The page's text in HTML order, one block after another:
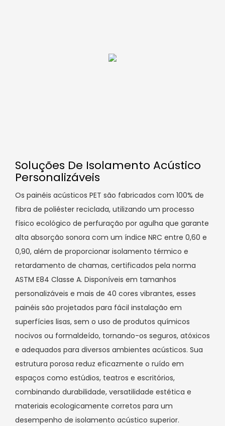
Soluções De Isolamento Acústico
Personalizáveis
Os painéis acústicos PET são fabricados com 100% de
fibra de poliéster reciclada, utilizando um processo
físico ecológico de perfuração por agulha que garante
alta absorção sonora com um índice NRC entre 0,60 e
0,90, além de proporcionar isolamento térmico e
retardamento de chamas, certificados pela norma
ASTM E84 Classe A. Disponíveis em tamanhos
personalizáveis ​​e mais de 40 cores vibrantes, esses
painéis são projetados para fácil instalação em
superfícies lisas, sem o uso de produtos químicos
nocivos ou formaldeído, tornando-os seguros, atóxicos
e adequados para diversos ambientes acústicos. Sua
estrutura porosa reduz eficazmente o ruído em
espaços como estúdios, teatros e escritórios,
combinando durabilidade, versatilidade estética e
materiais ecologicamente corretos para um
desempenho de isolamento acústico superior.